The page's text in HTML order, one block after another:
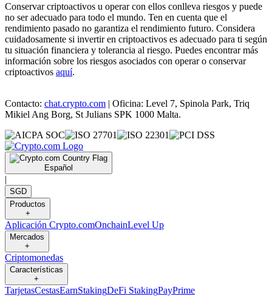
Conservar criptoactivos u operar con ellos conlleva riesgos y puede
no ser adecuado para todo el mundo. Ten en cuenta que el
rendimiento pasado no garantiza el rendimiento futuro. Considera
cuidadosamente si invertir en criptoactivos es adecuado para ti según
tu situación financiera y tolerancia al riesgo. Puedes encontrar más
información sobre los riesgos asociados con operar o conservar
criptoactivos aquí.
Contacto: chat.crypto.com | Oficina: Level 7, Spinola Park, Triq
Mikiel Ang Borg, St Julians SPK 1000 Malta.
Español
|
SGD
Productos
+
Aplicación Crypto.comOnchainLevel Up
Mercados
+
Criptomonedas
Características
+
TarjetasCestasEarnStakingDeFi StakingPayPrime